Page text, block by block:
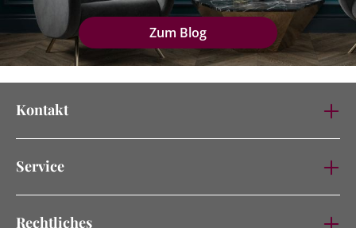
Zum Blog
Kontakt
Service
Rechtliches